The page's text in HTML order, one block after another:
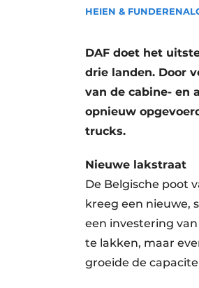
Vacature
HEIEN & FUNDEREN
DAF doet het
drie landen. Door
van de cabine- en
opnieuw
trucks.
Nieuwe lakstraat
De Belgische poot
kreeg een nieuwe,
een investering
te lakken, maar
groeide de